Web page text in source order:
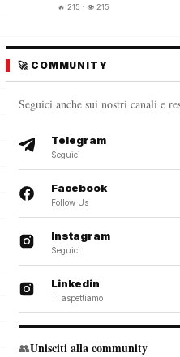
🔥 215 · 👁️ 215
🚀 COMMUNITY
Seguici anche sui nostri canali e
Telegram
Seguici
Facebook
Follow Us
Instagram
Seguici
Linkedin
Ti aspettiamo
👥Unisciti alla community